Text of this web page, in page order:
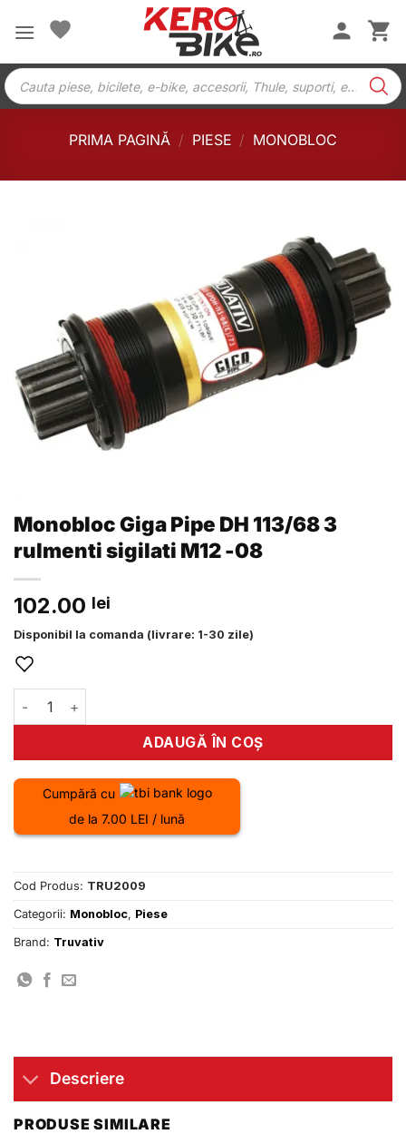
Products
search
PRIMA PAGINĂ / PIESE / MONOBLOC
Monobloc Giga Pipe DH 113/68 3
rulmenti sigilati M12 -08
102.00 lei
Disponibil la comanda (livrare: 1-30 zile)
Cantitate Monobloc Giga Pipe DH 113/68 3 rulmenti sigilati
ADAUGĂ ÎN COȘ
Cumpără cu
de la 7.00 LEI / lună
Cod Produs: TRU2009
Categorii: Monobloc, Piese
Brand: Truvativ
Descriere
PRODUSE SIMILARE